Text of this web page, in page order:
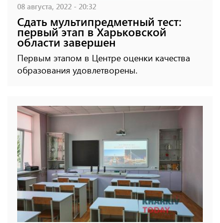
08 августа, 2022 - 20:32
Сдать мультипредметный тест:
первый этап в Харьковской
области завершен
Первым этапом в Центре оценки качества
образования удовлетворены.